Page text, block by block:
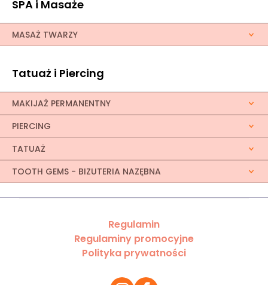
SPA i Masaże
MASAŻ TWARZY
Tatuaż i Piercing
MAKIJAŻ PERMANENTNY
PIERCING
TATUAŻ
TOOTH GEMS - BIZUTERIA NAZĘBNA
Regulamin
Regulaminy promocyjne
Polityka prywatności